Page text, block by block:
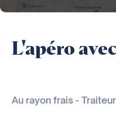
L'apéro
Au rayon frais -